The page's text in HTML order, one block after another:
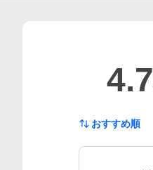
おすすめ順